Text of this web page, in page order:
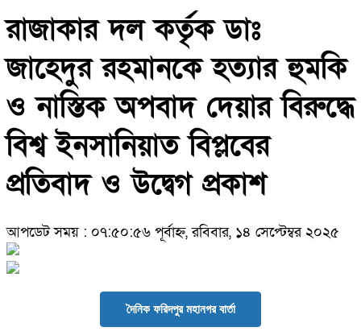
রাজাকার দল কর্তৃক ডাঃ
জাহেদুর রহমানকে হত্যার হুমকি
ও নাস্তিক অপবাদ দেয়ার বিরুদ্ধে
বিশ্ব ইনসানিয়াত বিপ্লবের
প্রতিবাদ ও উদ্বেগ প্রকাশ
আপডেট সময় : ০৭:৫০:৫৬ পূর্বাহ্ন, রবিবার, ১৪ সেপ্টেম্বর ২০২৫
দৈনিক ফরিদপুর মহানগর বার্তা